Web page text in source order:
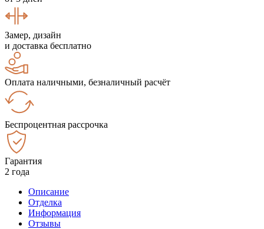
Замер, дизайн
и доставка бесплатно
Оплата наличными, безналичный расчёт
Беспроцентная рассрочка
Гарантия
2 года
Описание
Отделка
Информация
Отзывы